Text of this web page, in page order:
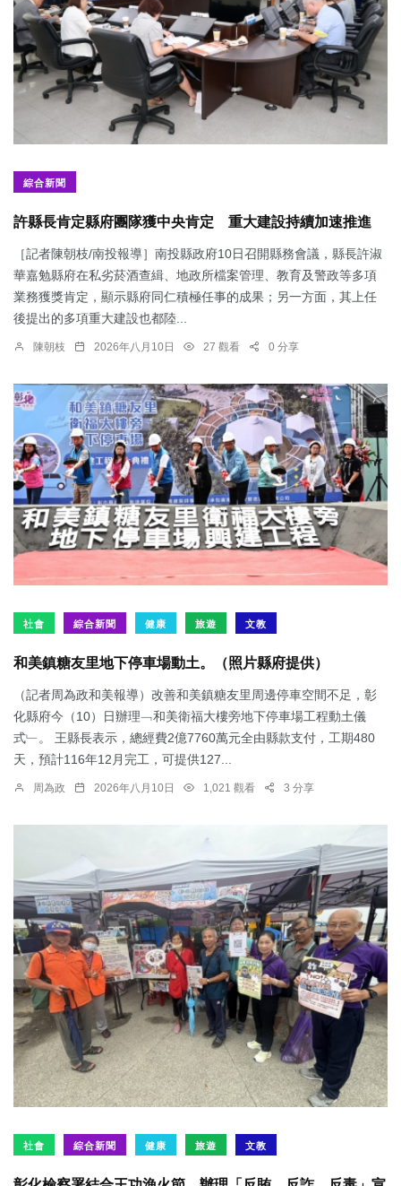
綜合新聞
許縣長肯定縣府團隊獲中央肯定 重大建設持續加速推進
［記者陳朝枝/南投報導］南投縣政府10日召開縣務會議，縣長許淑
華嘉勉縣府在私劣菸酒查緝、地政所檔案管理、教育及警政等多項
業務獲獎肯定，顯示縣府同仁積極任事的成果；另一方面，其上任
後提出的多項重大建設也都陸...
陳朝枝 2026年八月10日 27 觀看 0 分享
社會 綜合新聞 健康 旅遊 文教
和美鎮糖友里地下停車場動土。（照片縣府提供）
（記者周為政和美報導）改善和美鎮糖友里周邊停車空間不足，彰
化縣府今（10）日辦理﹁和美衛福大樓旁地下停車場工程動土儀
式﹂。 王縣長表示，總經費2億7760萬元全由縣款支付，工期480
天，預計116年12月完工，可提供127...
周為政 2026年八月10日 1,021 觀看 3 分享
社會 綜合新聞 健康 旅遊 文教